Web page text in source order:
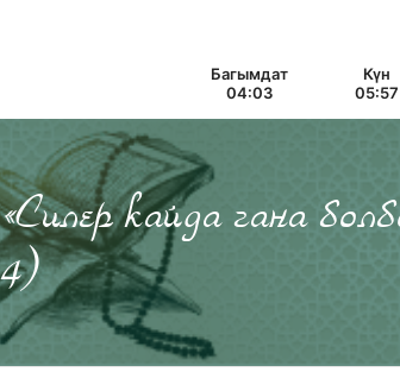
Багымдат
04:03
Күн
05:57
«Силер кайда гана
4)